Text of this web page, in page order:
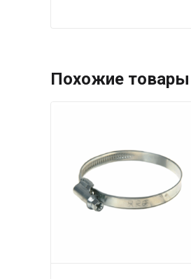
Похожие товары